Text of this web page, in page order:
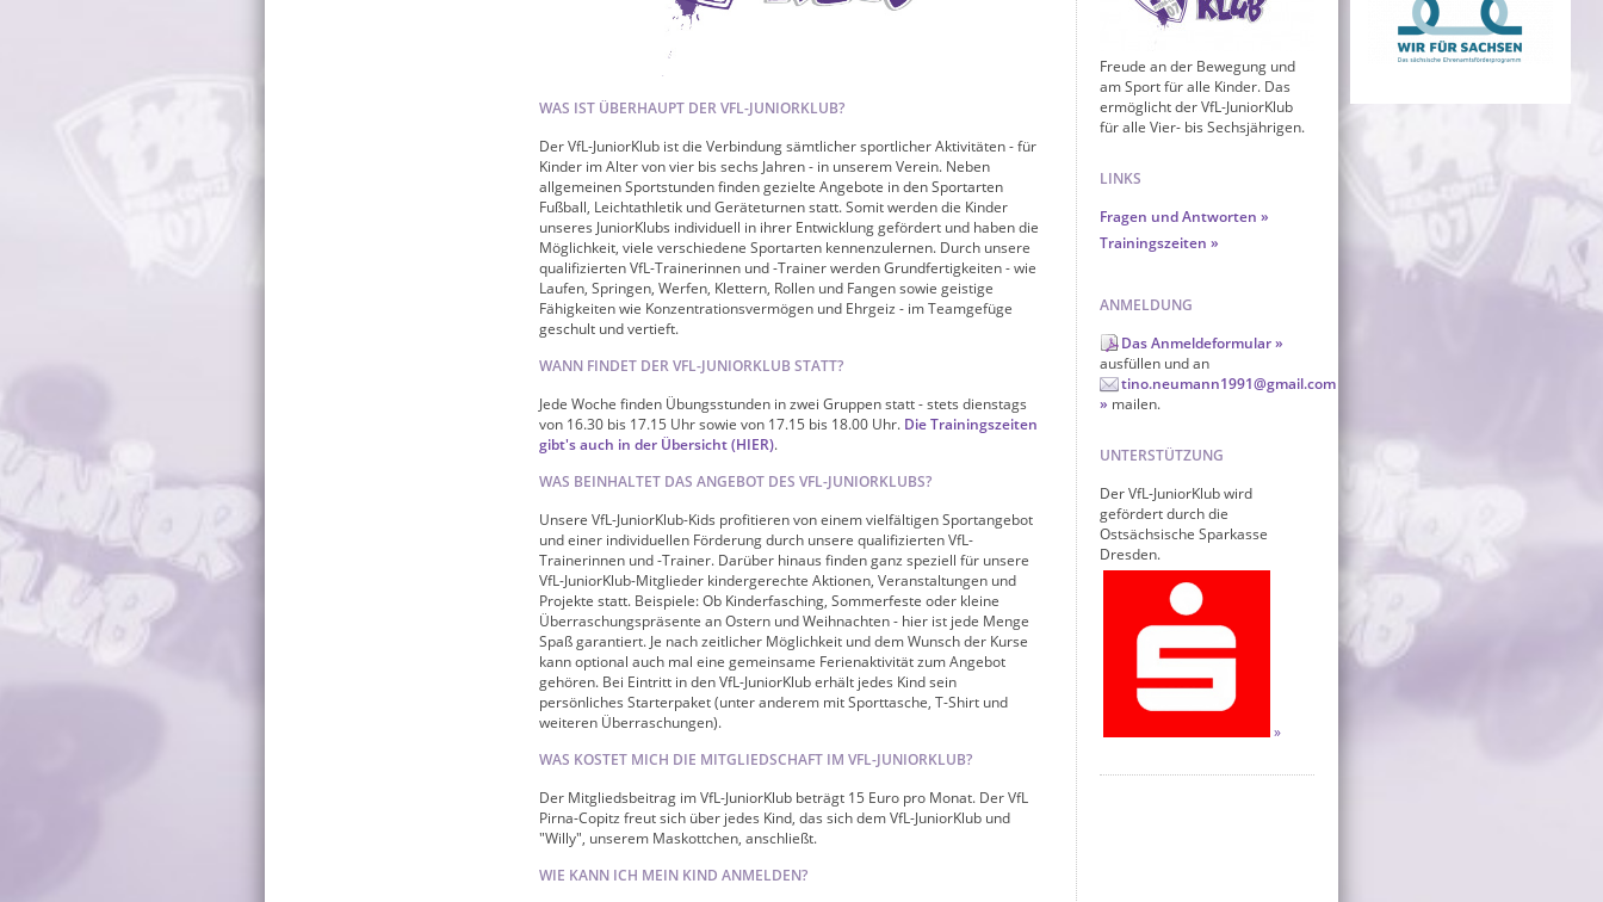
WAS IST ÜBERHAUPT DER VFL-JUNIORKLUB?
Der VfL-JuniorKlub ist die Verbindung sämtlicher sportlicher Aktivitäten - für
Kinder im Alter von vier bis sechs Jahren - in unserem Verein. Neben
allgemeinen Sportstunden finden gezielte Angebote in den Sportarten
Fußball, Leichtathletik und Geräteturnen statt. Somit werden die Kinder
unseres JuniorKlubs individuell in ihrer Entwicklung gefördert und haben die
Möglichkeit, viele verschiedene Sportarten kennenzulernen. Durch unsere
qualifizierten VfL-Trainerinnen und -Trainer werden Grundfertigkeiten - wie
Laufen, Springen, Werfen, Klettern, Rollen und Fangen sowie geistige
Fähigkeiten wie Konzentrationsvermögen und Ehrgeiz - im Teamgefüge
geschult und vertieft.
WANN FINDET DER VFL-JUNIORKLUB STATT?
Jede Woche finden Übungsstunden in zwei Gruppen statt - stets dienstags
von 16.30 bis 17.15 Uhr sowie von 17.15 bis 18.00 Uhr. Die Trainingszeiten
gibt's auch in der Übersicht (HIER).
WAS BEINHALTET DAS ANGEBOT DES VFL-JUNIORKLUBS?
Unsere VfL-JuniorKlub-Kids profitieren von einem vielfältigen Sportangebot
und einer individuellen Förderung durch unsere qualifizierten VfL-
Trainerinnen und -Trainer. Darüber hinaus finden ganz speziell für unsere
VfL-JuniorKlub-Mitglieder kindergerechte Aktionen, Veranstaltungen und
Projekte statt. Beispiele: Ob Kinderfasching, Sommerfeste oder kleine
Überraschungspräsente an Ostern und Weihnachten - hier ist jede Menge
Spaß garantiert. Je nach zeitlicher Möglichkeit und dem Wunsch der Kurse
kann optional auch mal eine gemeinsame Ferienaktivität zum Angebot
gehören. Bei Eintritt in den VfL-JuniorKlub erhält jedes Kind sein
persönliches Starterpaket (unter anderem mit Sporttasche, T-Shirt und
weiteren Überraschungen).
WAS KOSTET MICH DIE MITGLIEDSCHAFT IM VFL-JUNIORKLUB?
Der Mitgliedsbeitrag im VfL-JuniorKlub beträgt 15 Euro pro Monat. Der VfL
Pirna-Copitz freut sich über jedes Kind, das sich dem VfL-JuniorKlub und
"Willy", unserem Maskottchen, anschließt.
WIE KANN ICH MEIN KIND ANMELDEN?
Freude an der Bewegung und
am Sport für alle Kinder. Das
ermöglicht der VfL-JuniorKlub
für alle Vier- bis Sechsjährigen.
LINKS
Fragen und Antworten
Trainingszeiten
ANMELDUNG
Das Anmeldeformular
ausfüllen und an
tino.neumann1991@gmail.com
mailen.
UNTERSTÜTZUNG
Der VfL-JuniorKlub wird
gefördert durch die
Ostsächsische Sparkasse
Dresden.